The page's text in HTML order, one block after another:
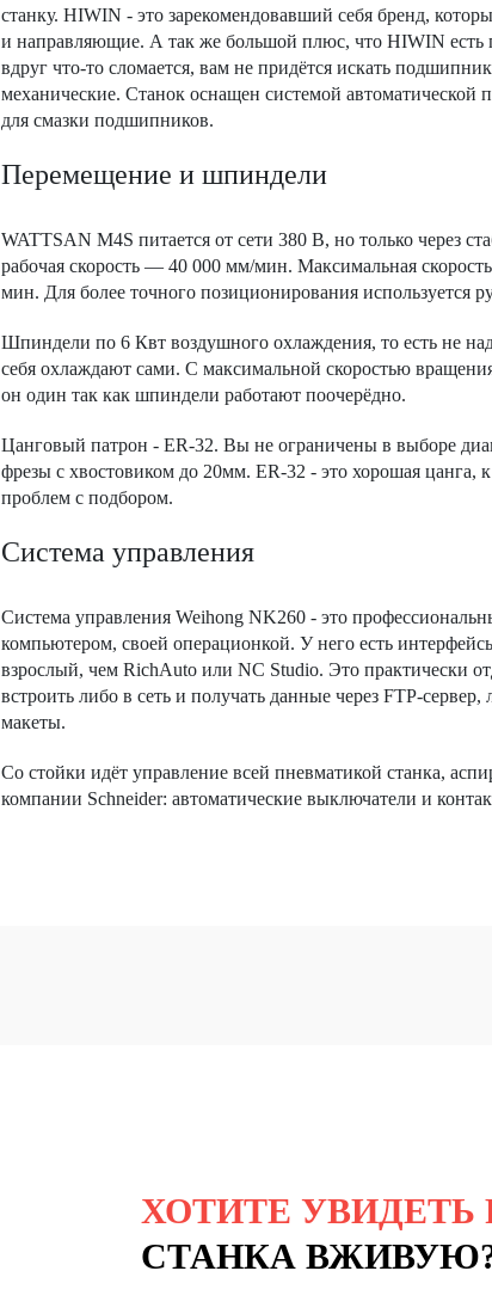
станку. HIWIN - это зарекомендовавший себя бренд,
и направляющие. А так же большой плюс, что HIWIN есть
вдруг что-то сломается, вам не придётся искать
механические. Станок оснащен системой автоматической
для смазки подшипников.
Перемещение и шпиндели
WATTSAN M4S питается от сети 380 В, но только через
рабочая скорость — 40 000 мм/мин. Максимальная
мин. Для более точного позиционирования используется
Шпиндели по 6 Квт воздушного охлаждения, то есть не
себя охлаждают сами. С максимальной скоростью
он один так как шпиндели работают поочерёдно.
Цанговый патрон - ER-32. Вы не ограничены в выборе
фрезы с хвостовиком до 20мм. ER-32 - это хорошая цанга,
проблем с подбором.
Система управления
Система управления Weihong NK260 - это
компьютером, своей операционкой. У него есть
взрослый, чем RichAuto или NC Studio. Это практически
встроить либо в сеть и получать данные через FTP-
макеты.
Со стойки идёт управление всей пневматикой станка,
компании Schneider: автоматические выключатели и
ХОТИТЕ УВИДЕТЬ
СТАНКА